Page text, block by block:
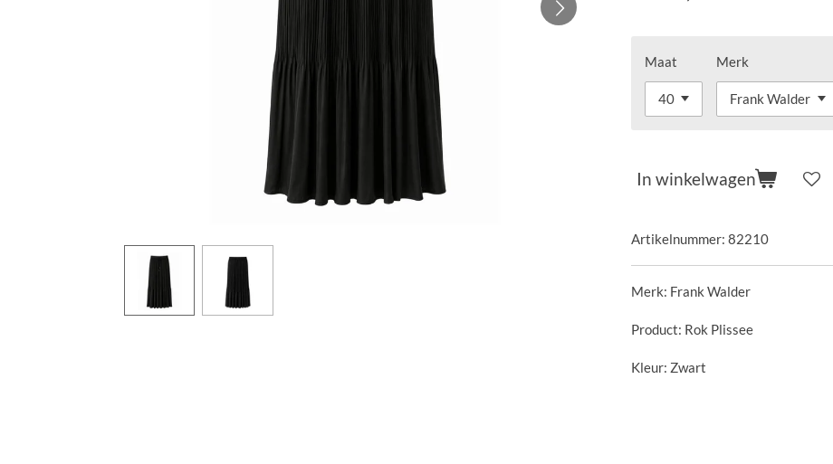
Maat Merk
In winkelwagen
Artikelnummer: 82210
Merk: Frank Walder
Product: Rok Plissee
Kleur: Zwart